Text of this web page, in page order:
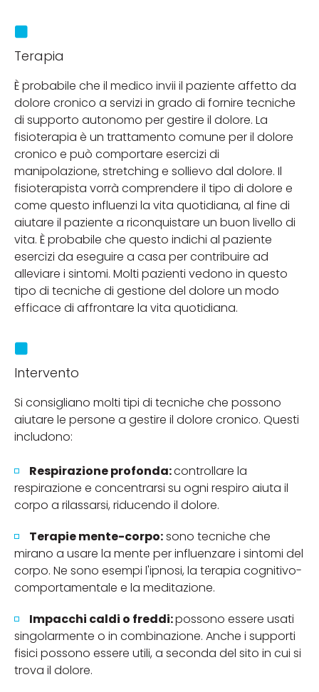
Terapia
È probabile che il medico invii il paziente affetto da
dolore cronico a servizi in grado di fornire tecniche
di supporto autonomo per gestire il dolore. La
fisioterapia è un trattamento comune per il dolore
cronico e può comportare esercizi di
manipolazione, stretching e sollievo dal dolore. Il
fisioterapista vorrà comprendere il tipo di dolore e
come questo influenzi la vita quotidiana, al fine di
aiutare il paziente a riconquistare un buon livello di
vita. È probabile che questo indichi al paziente
esercizi da eseguire a casa per contribuire ad
alleviare i sintomi. Molti pazienti vedono in questo
tipo di tecniche di gestione del dolore un modo
efficace di affrontare la vita quotidiana.
Intervento
Si consigliano molti tipi di tecniche che possono
aiutare le persone a gestire il dolore cronico. Questi
includono:
Respirazione profonda:controllare la
respirazione e concentrarsi su ogni respiro aiuta il
corpo a rilassarsi, riducendo il dolore.
Terapie mente-corpo:sono tecniche che
mirano a usare la mente per influenzare i sintomi del
corpo. Ne sono esempi l'ipnosi, la terapia cognitivo-
comportamentale e la meditazione.
Impacchi caldi o freddi:possono essere usati
singolarmente o in combinazione. Anche i supporti
fisici possono essere utili, a seconda del sito in cui si
trova il dolore.